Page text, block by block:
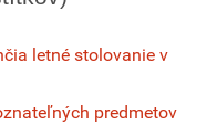
letné stolovanie v
predmetov